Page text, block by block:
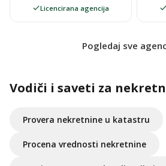
Licencirana agencija
Pogledaj sve
Vodiči i saveti za
Provera nekretnine u katastru
Procena vrednosti nekretnine